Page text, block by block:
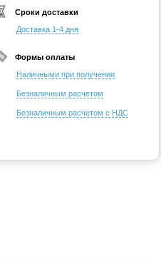
Сроки доставки
Доставка 1-4 дня
Формы оплаты
Наличными при получении
Безналичным расчетом
Безналичным расчетом с НДС